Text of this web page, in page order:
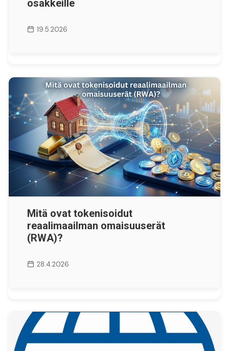
osakkeille
19.5.2026
Mitä ovat tokenisoidut
reaalimaailman omaisuuserät
(RWA)?
28.4.2026